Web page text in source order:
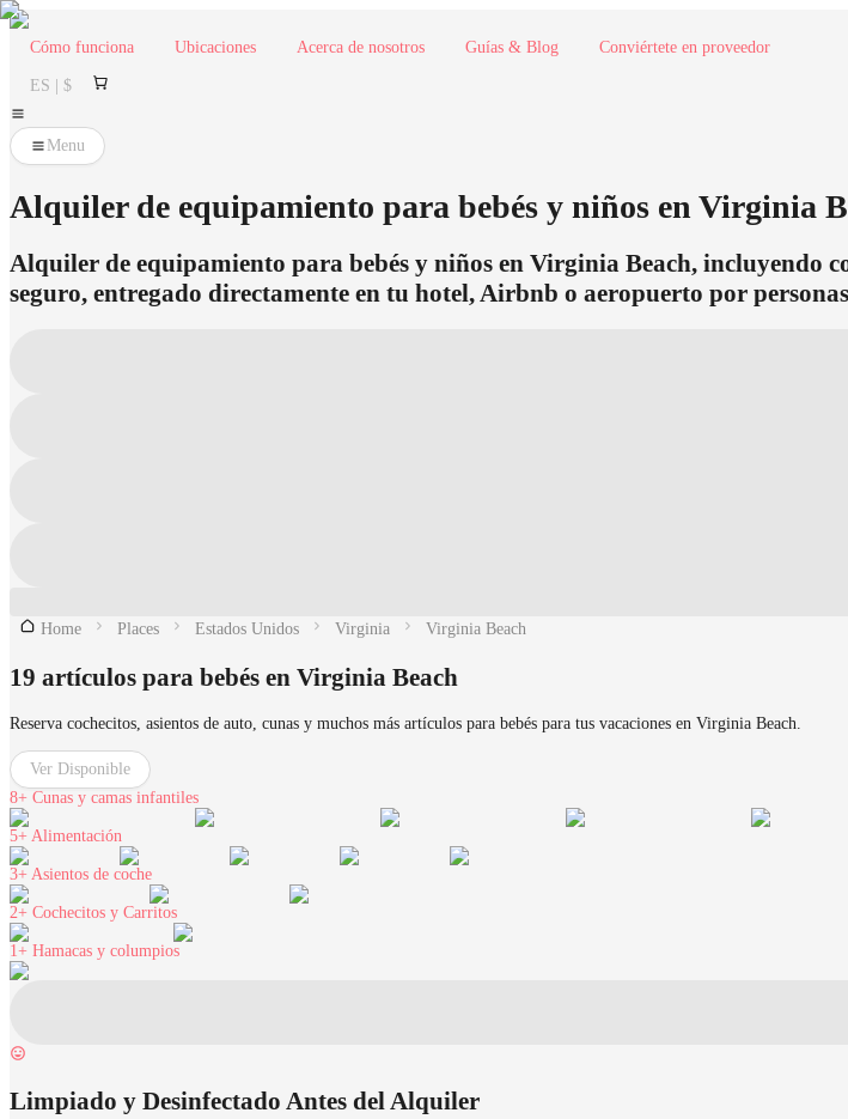
Cómo funciona Ubicaciones Acerca de nosotros Guías & Blog Conviértete en proveedor
ES | $
Menu
Alquiler de equipamiento para bebés y niños en Virginia
Alquiler de equipamiento para bebés y niños en Virginia Beach, incluyendo
seguro, entregado directamente en tu hotel, Airbnb o aeropuerto por
Home Places Estados Unidos Virginia Virginia Beach
19 artículos para bebés en Virginia Beach
Reserva cochecitos, asientos de auto, cunas y muchos más artículos para bebés para tus vacaciones en Virginia Beach.
Ver Disponible
8+ Cunas y camas infantiles
5+ Alimentación
3+ Asientos de coche
2+ Cochecitos y Carritos
1+ Hamacas y columpios
Limpiado y Desinfectado Antes del Alquiler